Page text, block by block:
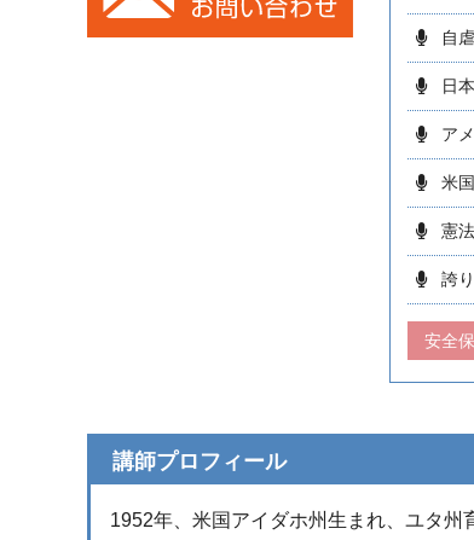
自
日
ア
米
憲
誇
安全
講師プロフィール
1952年、米国アイダホ州生まれ、ユタ